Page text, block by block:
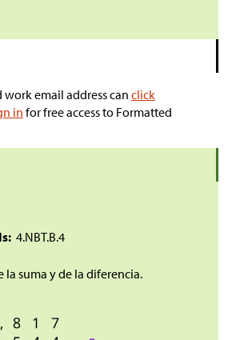
email address can click
in for free access to Formatted
4.NBT.B.4
la suma y de la diferencia.